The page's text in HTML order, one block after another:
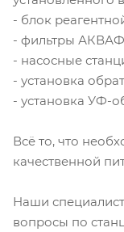
- блок
- фильтры
- насосные
- установка
- установка УФ-
Всё то, что
качественной
Наши
вопросы по